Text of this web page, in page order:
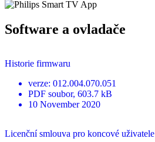
Software a ovladače
Historie firmwaru
verze: 012.004.070.051
PDF soubor, 603.7 kB
10 November 2020
Licenční smlouva pro koncové uživatele